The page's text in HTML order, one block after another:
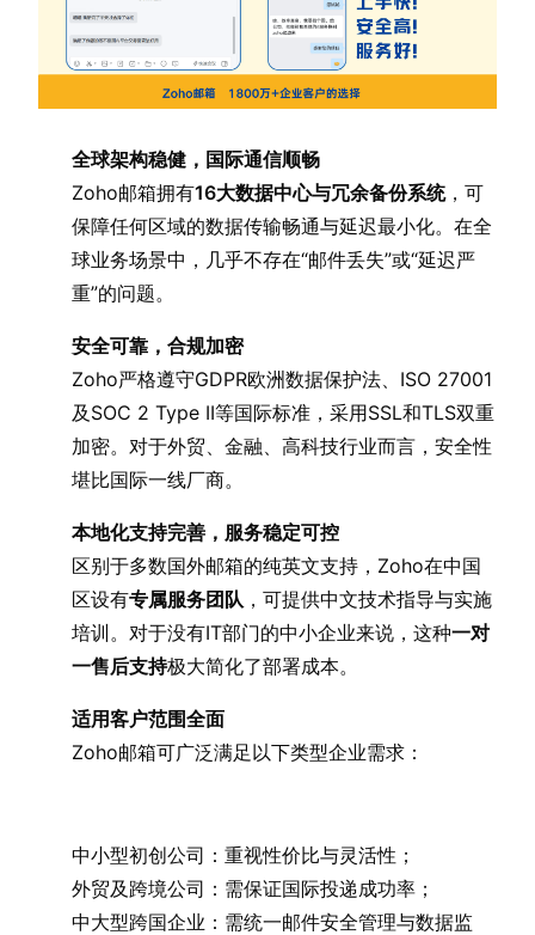
全球架构稳健，国际通信顺畅
Zoho邮箱拥有16大数据中心与冗余备份系统，可
保障任何区域的数据传输畅通与延迟最小化。在全
球业务场景中，几乎不存在“邮件丢失”或“延迟严
重”的问题。
安全可靠，合规加密
Zoho严格遵守GDPR欧洲数据保护法、ISO 27001
及SOC 2 Type II等国际标准，采用SSL和TLS双重
加密。对于外贸、金融、高科技行业而言，安全性
堪比国际一线厂商。
本地化支持完善，服务稳定可控
区别于多数国外邮箱的纯英文支持，Zoho在中国
区设有专属服务团队 ，可提供中文技术指导与实施
培训。对于没有IT部门的中小企业来说，这种一对
一售后支持极大简化了部署成本。
适用客户范围全面
Zoho邮箱可广泛满足以下类型企业需求：
中小型初创公司：重视性价比与灵活性；
外贸及跨境公司：需保证国际投递成功率；
中大型跨国企业：需统一邮件安全管理与数据监